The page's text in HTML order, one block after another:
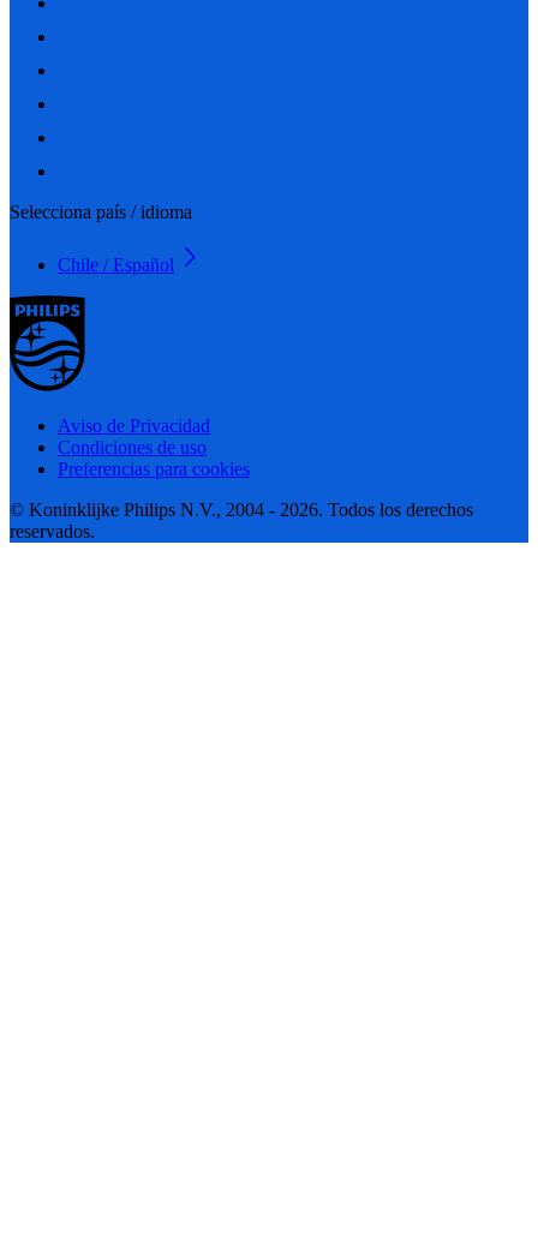
Selecciona país / idioma
Chile / Español
Aviso de Privacidad
Condiciones de uso
Preferencias para cookies
© Koninklijke Philips N.V., 2004 - 2026. Todos los derechos
reservados.